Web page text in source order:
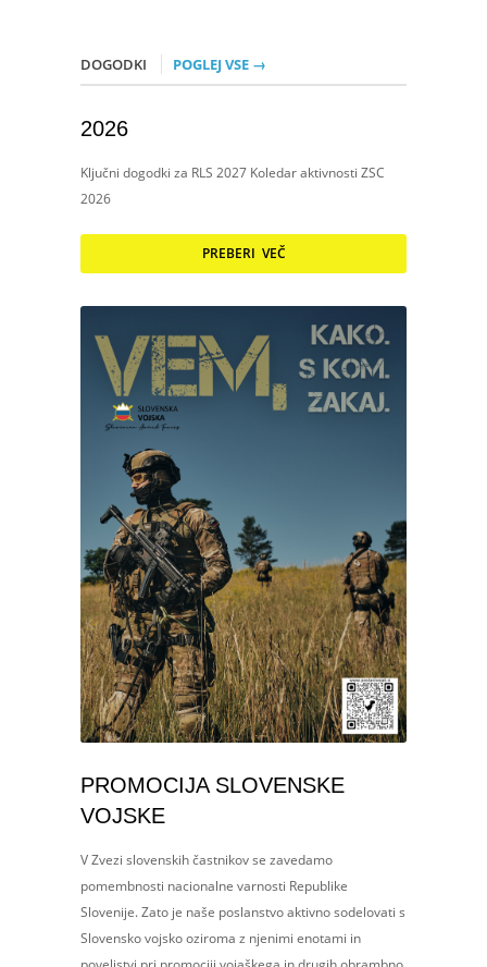
DOGODKI POGLEJ VSE →
2026
Ključni dogodki za RLS 2027 Koledar aktivnosti ZSC
2026
PREBERI VEČ
PROMOCIJA SLOVENSKE
VOJSKE
V Zvezi slovenskih častnikov se zavedamo
pomembnosti nacionalne varnosti Republike
Slovenije. Zato je naše poslanstvo aktivno sodelovati s
Slovensko vojsko oziroma z njenimi enotami in